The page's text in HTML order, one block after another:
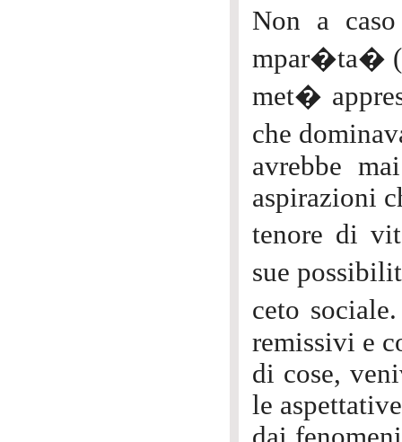
Non a
mpar�ta�
met�
che
avrebbe
aspirazioni
tenore di
sue
ceto
remissivi e
di cose,
le